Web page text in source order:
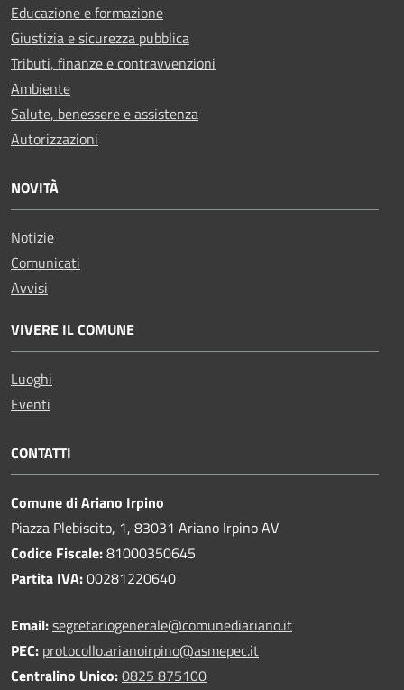
Educazione e formazione
Giustizia e sicurezza pubblica
Tributi, finanze e contravvenzioni
Ambiente
Salute, benessere e assistenza
Autorizzazioni
NOVITÀ
Notizie
Comunicati
Avvisi
VIVERE IL COMUNE
Luoghi
Eventi
CONTATTI
Comune di Ariano Irpino
Piazza Plebiscito, 1, 83031 Ariano Irpino AV
Codice Fiscale:81000350645
Partita IVA:00281220640
Email:segretariogenerale@comunediariano.it
PEC: protocollo.arianoirpino@asmepec.it
Centralino Unico:0825 875100